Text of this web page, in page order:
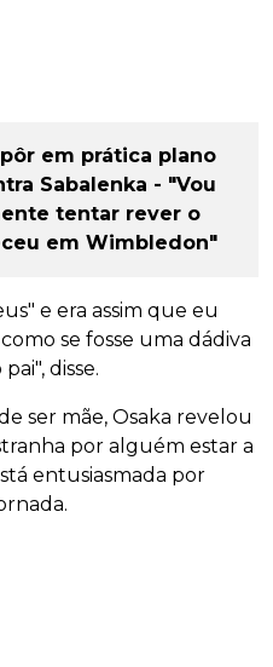
em prática plano
Sabalenka - "Vou
tentar rever o
em Wimbledon"
e era assim que eu
se fosse uma dádiva
disse.
ser mãe, Osaka revelou
por alguém estar a
entusiasmada por